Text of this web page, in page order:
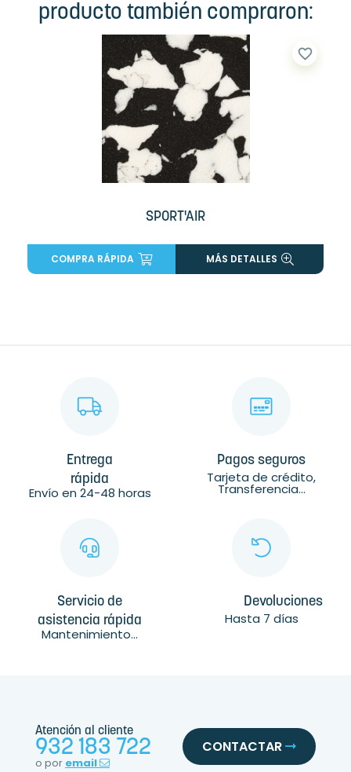
producto también compraron:
SPORT'AIR
favorite_border
COMPRA RÁPIDA MÁS DETALLES
Entrega
rápida
Envío en 24-48 horas
Pagos seguros
Tarjeta de crédito,
Transferencia...
Servicio de
asistencia rápida
Mantenimiento...
Devoluciones
Hasta 7 días
Atención al cliente
932 183 722
o por email
CONTACTAR